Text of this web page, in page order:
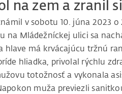
na zem a zranil
v sobotu 10. júna 2023
na Mládežníckej ulici sa
hlave má krvácajúcu tržnú
hliadka, privolal rýchlu
totožnosť a vykonala
muža previezli